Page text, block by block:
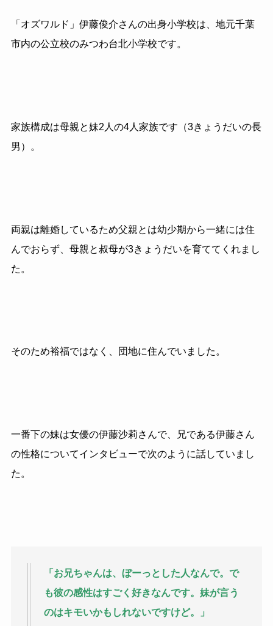
「オズワルド」伊藤俊介さんの出身小学校は、地元千葉
市内の公立校のみつわ台北小学校です。
家族構成は母親と妹2人の4人家族です（3きょうだいの長
男）。
両親は離婚しているため父親とは幼少期から一緒には住
んでおらず、母親と叔母が3きょうだいを育ててくれまし
た。
そのため裕福ではなく、団地に住んでいました。
一番下の妹は女優の伊藤沙莉さんで、兄である伊藤さん
の性格についてインタビューで次のように話していまし
た。
「お兄ちゃんは、ぼーっとした人なんで。で
も彼の感性はすごく好きなんです。妹が言う
のはキモいかもしれないですけど。」